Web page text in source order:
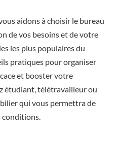
aidons à choisir le bureau
de vos besoins et de votre
les plus populaires du
pratiques pour organiser
et booster votre
étudiant, télétravailleur ou
qui vous permettra de
conditions.